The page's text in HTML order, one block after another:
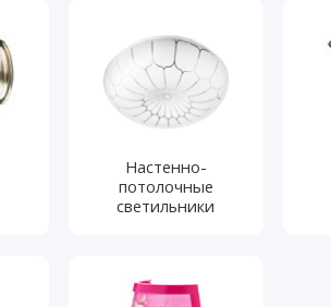
Настенно-
потолочные
светильники